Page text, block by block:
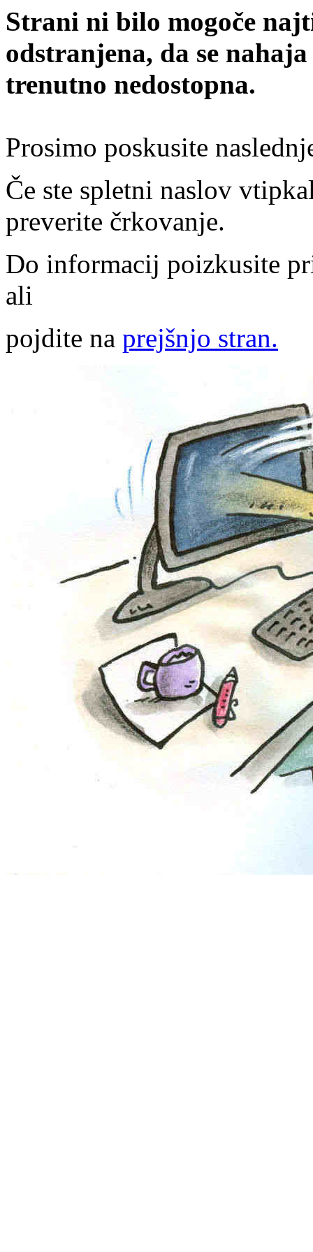
Strani ni bilo mogoče
odstranjena, da se
trenutno nedostopna.
Prosimo poskusite
Če ste spletni naslov
preverite črkovanje.
Do informacij poizkusite
ali
pojdite na prejšnjo stran.